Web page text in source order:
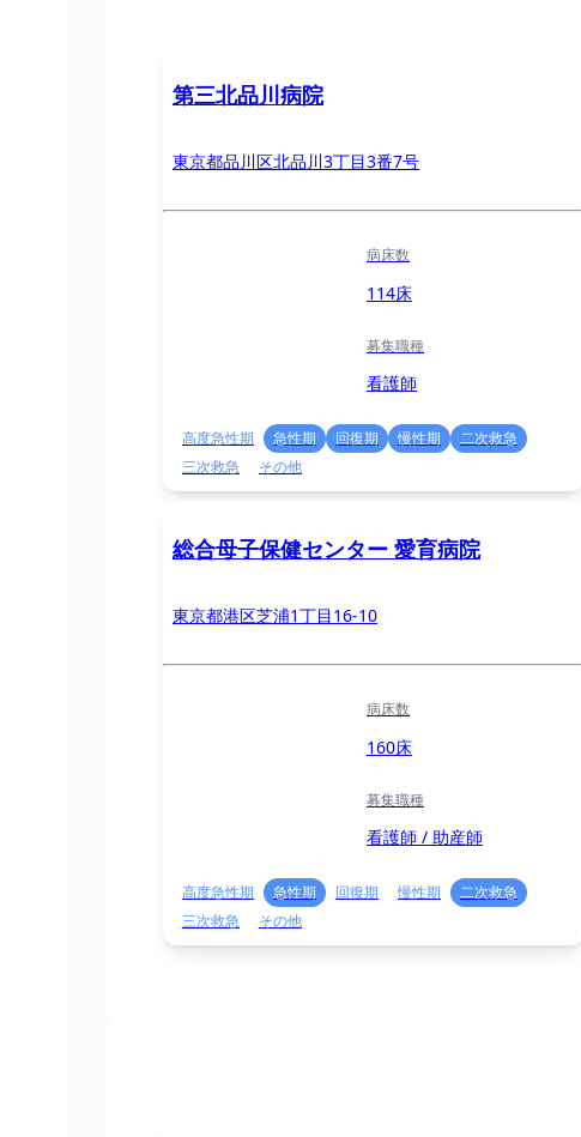
第三北品川病院
東京都品川区北品川3丁目3番7号
病床数
114床
募集職種
看護師
高度急性期 急性期 回復期 慢性期
二次救急
三次救急
その他
総合母子保健センター 愛育病院
東京都港区芝浦1丁目16-10
病床数
160床
募集職種
看護師 / 助産師
高度急性期 急性期 回復期 慢性期
二次救急
三次救急
その他